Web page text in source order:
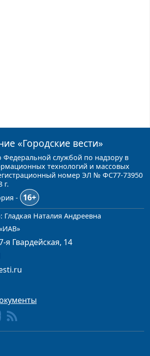
«Городские вести»
Федеральной службой по надзору в
технологий и массовых
номер ЭЛ № ФС77-73950
г.
-
16+
Гладкая Наталия Андреевна
я Гвардейская, 14